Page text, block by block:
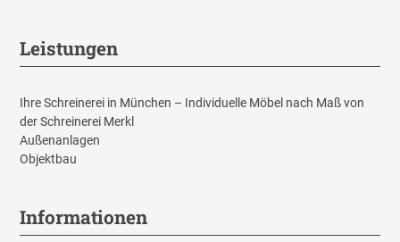
Leistungen
Ihre Schreinerei in München – Individuelle Möbel nach Maß von
der Schreinerei Merkl
Außenanlagen
Objektbau
Informationen